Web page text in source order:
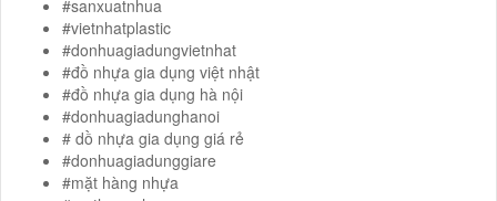
#sanxuatnhua
#vietnhatplastic
#donhuagiadungvietnhat
#đồ nhựa gia dụng việt nhật
#đồ nhựa gia dụng hà nội
#donhuagiadunghanoi
# dồ nhựa gia dụng giá rẻ
#donhuagiadunggiare
#mặt hàng nhựa